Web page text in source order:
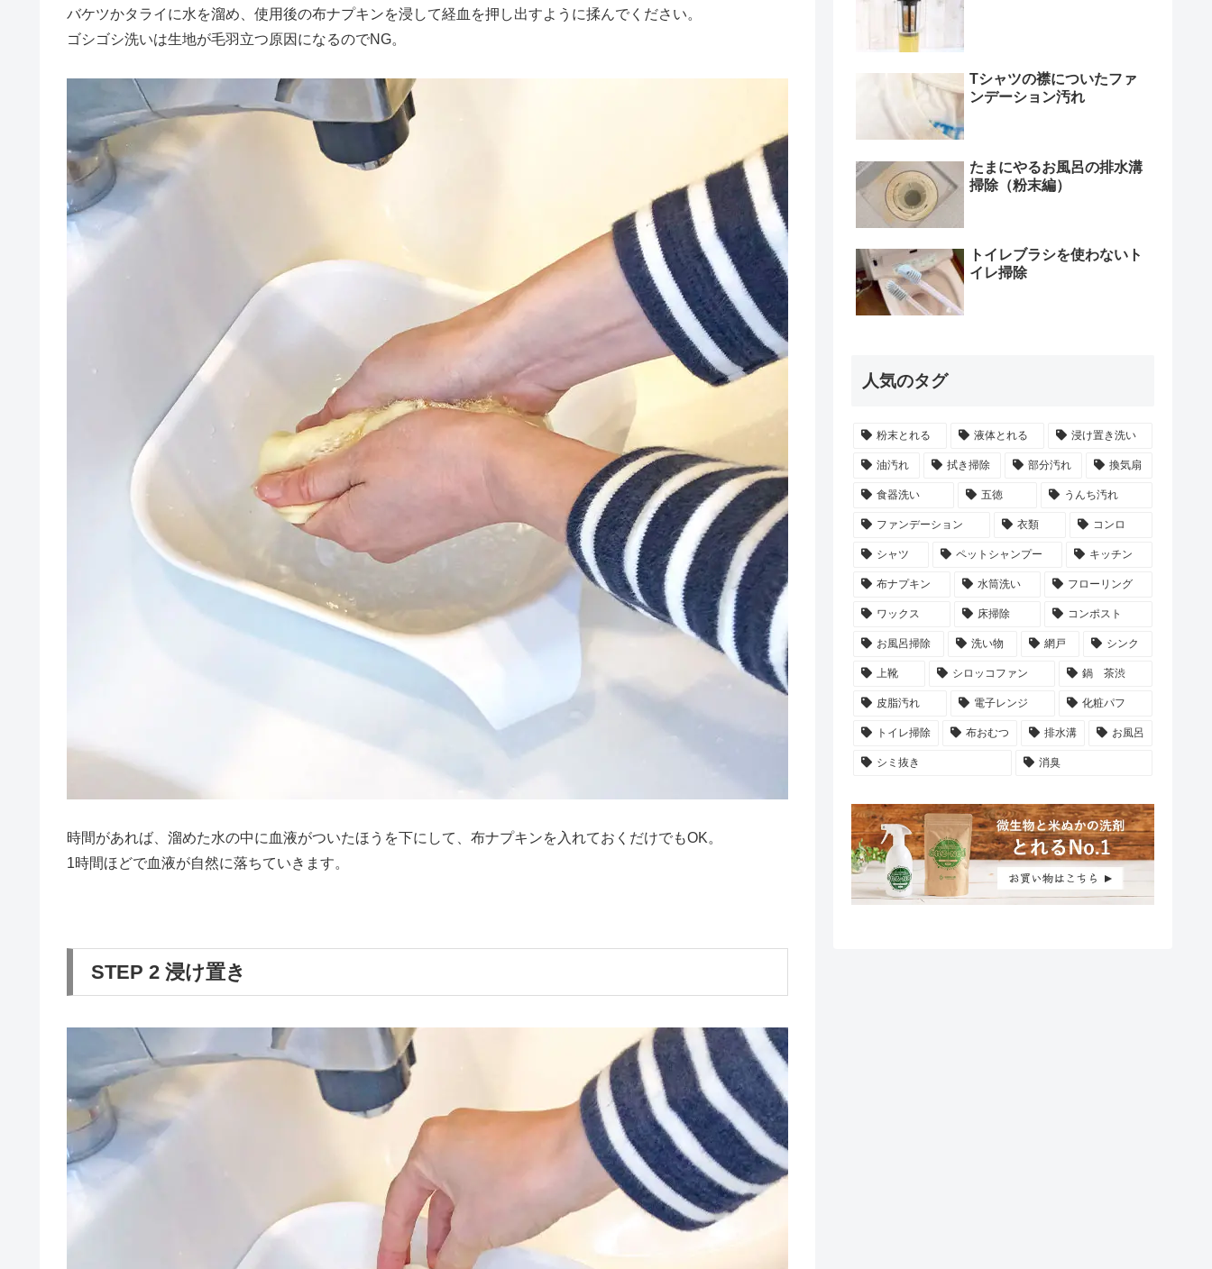
バケツかタライに水を溜め、使用後の布ナプキンを浸して経血を押し出すように揉んでください。
ゴシゴシ洗いは生地が毛羽立つ原因になるのでNG。
時間があれば、溜めた水の中に血液がついたほうを下にして、布ナプキンを入れておくだけでもOK。
1時間ほどで血液が自然に落ちていきます。
STEP 2 浸け置き
Tシャツの襟についたファ
ンデーション汚れ
たまにやるお風呂の排水溝
掃除（粉末編）
トイレブラシを使わないト
イレ掃除
人気のタグ
粉末とれる 液体とれる 浸け置き洗い
油汚れ 拭き掃除 部分汚れ 換気扇
食器洗い 五徳 うんち汚れ
ファンデーション 衣類 コンロ
シャツ ペットシャンプー キッチン
布ナプキン 水筒洗い フローリング
ワックス 床掃除 コンポスト
お風呂掃除 洗い物 網戸 シンク
上靴 シロッコファン 鍋 茶渋
皮脂汚れ 電子レンジ 化粧パフ
トイレ掃除 布おむつ 排水溝 お風呂
シミ抜き 消臭